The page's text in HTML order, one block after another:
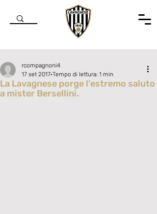
La Lavagnese porge l'estremo saluto
a mister Bersellini.
rcompagnoni4
17 set 2017 Tempo di lettura: 1 min